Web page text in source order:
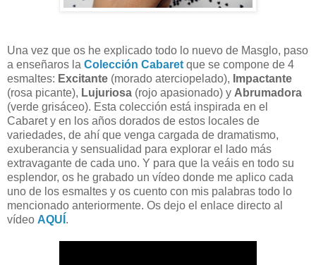
Una vez que os he explicado todo lo nuevo de Masglo, paso
a enseñaros la Colección Cabaret que se compone de 4
esmaltes: Excitante (morado aterciopelado), Impactante
(rosa picante), Lujuriosa (rojo apasionado) y Abrumadora
(verde grisáceo). Esta colección está inspirada en el
Cabaret y en los años dorados de estos locales de
variedades, de ahí que venga cargada de dramatismo,
exuberancia y sensualidad para explorar el lado más
extravagante de cada uno. Y para que la veáis en todo su
esplendor, os he grabado un vídeo donde me aplico cada
uno de los esmaltes y os cuento con mis palabras todo lo
mencionado anteriormente. Os dejo el enlace directo al
vídeo AQUÍ .